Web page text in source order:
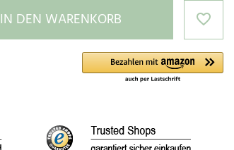
IN DEN WARENKORB